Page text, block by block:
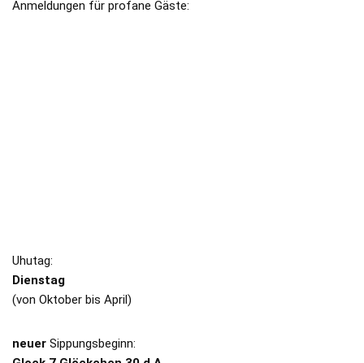
Anmeldungen für profane Gäste:
Uhutag:
Dienstag
(von Oktober bis April)
neuer Sippungsbeginn: